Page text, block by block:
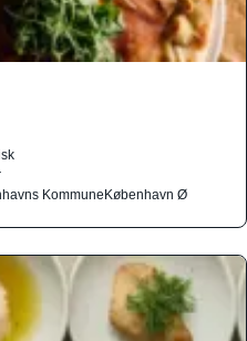
KommuneKøbenhavn Ø